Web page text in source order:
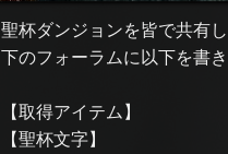
聖杯ダンジョンを皆で共有し
下のフォーラムに以下を書
【取得アイテム】
【聖杯文字】